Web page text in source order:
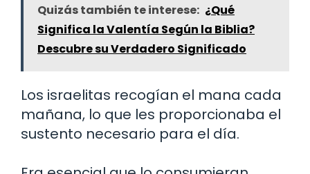
Quizás también te interese: ¿Qué
Significa la Valentía Según la Biblia?
Descubre su Verdadero Significado
Los israelitas recogían el mana cada
mañana, lo que les proporcionaba el
sustento necesario para el día.